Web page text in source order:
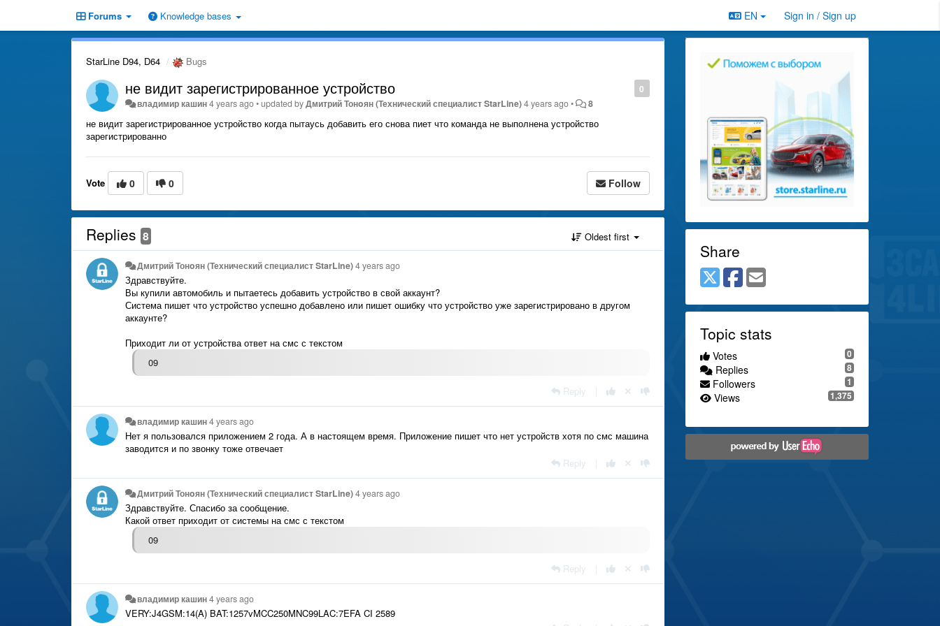
Forums Knowledge bases EN Sign in / Sign up
StarLine D94, D64 Bugs
0
не видит зарегистрированное устройство
владимир кашин4 years ago•updated byДмитрий Тонoян (Технический специалист StarLine)4 years ago• 8
не видит зарегистрированное устройство когда пытаусь добавить его снова пиет что команда не выполнена устройство
зарегистрированно
Vote 0 0 Follow
Replies 8 Oldest first
Дмитрий Тонoян (Технический специалист StarLine)4 years ago
Здравствуйте.
Вы купили автомобиль и пытаетесь добавить устройство в свой аккаунт?
Система пишет что устройство успешно добавлено или пишет ошибку что устройство уже зарегистрировано в другом
аккаунте?
Приходит ли от устройства ответ на смс с текстом
09
Reply
владимир кашин4 years ago
Нет я пользовался приложением 2 года. А в настоящем время. Приложение пишет что нет устройств хотя по смс машина
заводится и по звонку тоже отвечает
Reply
Дмитрий Тонoян (Технический специалист StarLine)4 years ago
Здравствуйте. Спасибо за сообщение.
Какой ответ приходит от системы на смс с текстом
09
Reply
владимир кашин4 years ago
VERY:J4GSM:14(A) BAT:1257vMCC250MNC99LAC:7EFA CI 2589
Share
Topic stats
0
Votes
8
Replies
1
Followers
1,375
Views